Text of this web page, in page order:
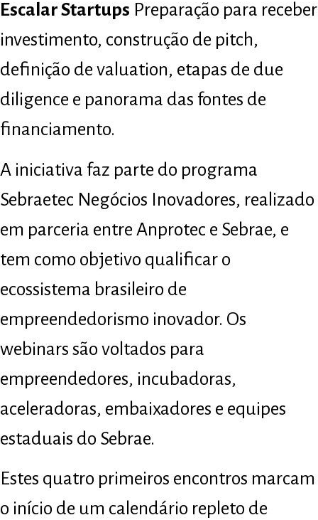
Escalar Startups Preparação para receber
investimento, construção de pitch,
definição de valuation, etapas de due
diligence e panorama das fontes de
financiamento.
A iniciativa faz parte do programa
Sebraetec Negócios Inovadores, realizado
em parceria entre Anprotec e Sebrae, e
tem como objetivo qualificar o
ecossistema brasileiro de
empreendedorismo inovador. Os
webinars são voltados para
empreendedores, incubadoras,
aceleradoras, embaixadores e equipes
estaduais do Sebrae.
Estes quatro primeiros encontros marcam
o início de um calendário repleto de